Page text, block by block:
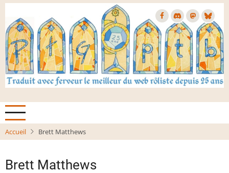
Aller
contenu
principal
Accueil Brett Matthews
Brett Matthews